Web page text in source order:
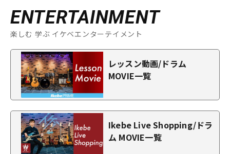
ENTERTAINMENT
楽しむ 学ぶ イケベエンターテイメント
レッスン動画/ドラム
MOVIE一覧
Ikebe Live Shopping/ドラ
ム MOVIE一覧